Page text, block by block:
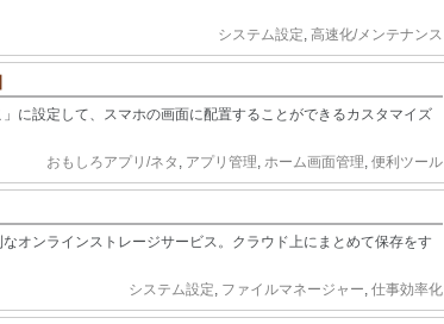
システム設定, 高速化/メンテナンス
に設定して、スマホの画面に配置することができるカスタマイズ
おもしろアプリ/ネタ , アプリ管理, ホーム画面管理, 便利ツール
オンラインストレージサービス。クラウド上にまとめて保存をす
システム設定, ファイルマネージャー, 仕事効率化